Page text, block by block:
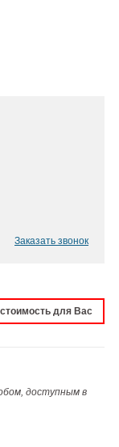
Заказать звонок
стоимость для Вас
доступным в